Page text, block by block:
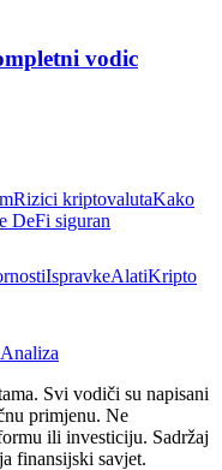
vodic
Rizici kriptovalutaKako
DeFi siguran
IspravkeAlatiKripto
Svi vodiči su napisani
primjenu. Ne
ili investiciju. Sadržaj
finansijski savjet.